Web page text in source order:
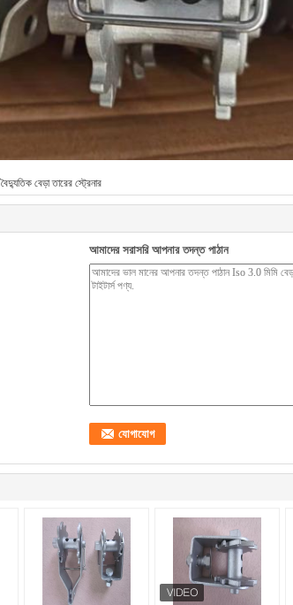
বৈদ্যুতিক বেড়া তারের স্ট্রেনার
আমাদের সরাসরি আপনার তদন্ত পাঠান